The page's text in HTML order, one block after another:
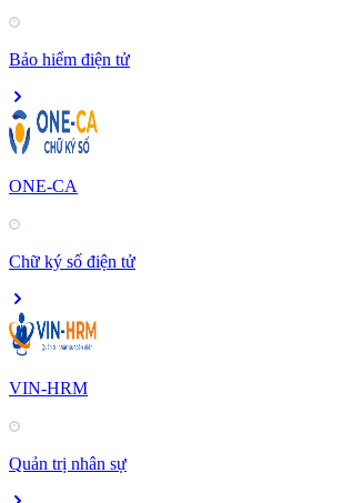
Bảo hiểm điện tử
ONE-CA
Chữ ký số điện tử
VIN-HRM
Quản trị nhân sự